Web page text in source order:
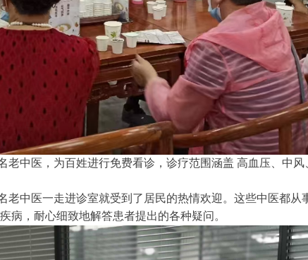
老中医， 为百姓进行免费看诊，诊疗范围涵盖 高血压、中风
老中医一走进诊室就受到了居民的热情欢迎 。这些中医都从
病 ，耐心细致地解答患者提出的各种疑问 。